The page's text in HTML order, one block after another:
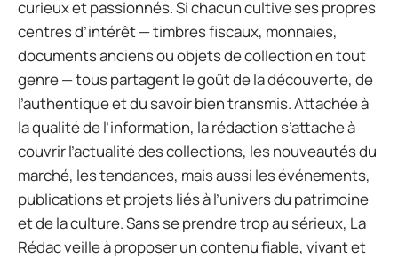
curieux et passionnés. Si chacun cultive ses propres
centres d’intérêt — timbres fiscaux, monnaies,
documents anciens ou objets de collection en tout
genre — tous partagent le goût de la découverte, de
l’authentique et du savoir bien transmis. Attachée à
la qualité de l’information, la rédaction s’attache à
couvrir l’actualité des collections, les nouveautés du
marché, les tendances, mais aussi les événements,
publications et projets liés à l’univers du patrimoine
et de la culture. Sans se prendre trop au sérieux, La
Rédac veille à proposer un contenu fiable, vivant et